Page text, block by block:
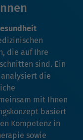
die auf Ihre
sind. Ein
die
mit Ihnen
basiert
Kompetenz in
sowie